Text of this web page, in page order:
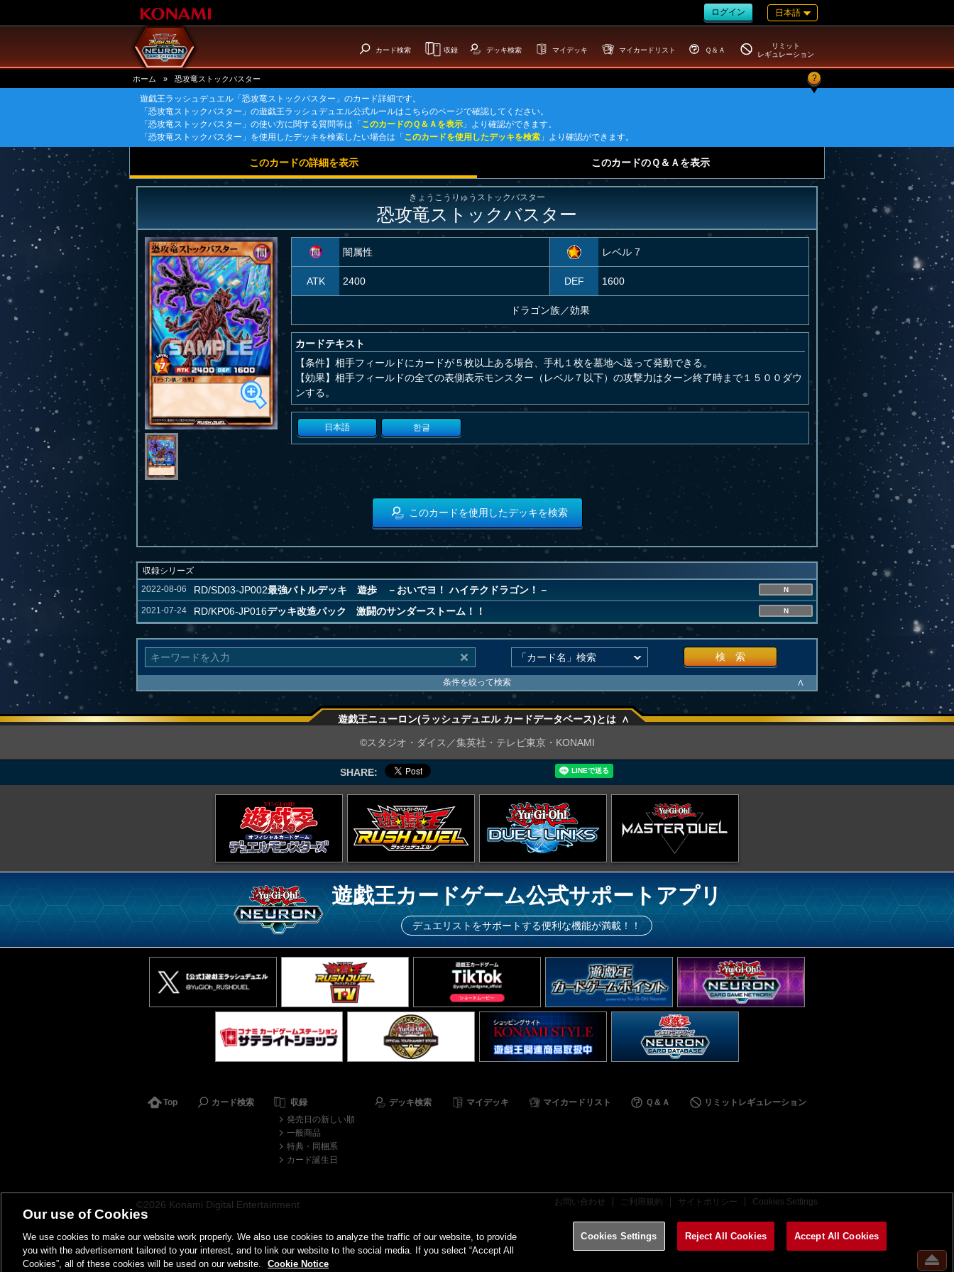
ログイン 日本語
カード検索 収録 デッキ検索 マイデッキ マイカードリスト Ｑ＆Ａ
リミット
レギュレーション
ホーム » 恐攻竜ストックバスター ?
遊戯王ラッシュデュエル「恐攻竜ストックバスター」のカード詳細です。
「恐攻竜ストックバスター」の遊戯王ラッシュデュエル公式ルールはこちらのページで確認してください。
「恐攻竜ストックバスター」の使い方に関する質問等は「 このカードのＱ＆Ａを表示 」より確認ができます。
「恐攻竜ストックバスター」を使用したデッキを検索したい場合は「 このカードを使用したデッキを検索 」より確認ができます。
このカードの詳細を表示 このカードのＱ＆Ａを表示
きょうこうりゅうストックバスター
恐攻竜ストックバスター
闇属性 レベル 7
ATK 2400 DEF 1600
ドラゴン族／効果
カードテキスト
【条件】相手フィールドにカードが５枚以上ある場合、手札１枚を墓地へ送って発動できる。
【効果】相手フィールドの全ての表側表示モンスター（レベル７以下）の攻撃力はターン終了時まで１５００ダウ
ンする。
日本語 한글
このカードを使用したデッキを検索
収録シリーズ
2022-08-06
RD/SD03-JP002最強バトルデッキ 遊歩 －おいでヨ！ ハイテクドラゴン！－ N
2021-07-24 RD/KP06-JP016デッキ改造パック 激闘のサンダーストーム！！ N
検 索
条件を絞って検索 ∧
遊戯王ニューロン(ラッシュデュエル カードデータベース)とは ∧
©スタジオ・ダイス／集英社・テレビ東京・KONAMI
SHARE:
遊戯王カードゲーム公式サポートアプリ
デュエリストをサポートする便利な機能が満載！！
Top カード検索
収録
発売日の新しい順
一般商品
特典・同梱系
カード誕生日
デッキ検索 マイデッキ マイカードリスト Ｑ＆Ａ リミットレギュレーション
お問い合わせ ご利用規約 サイトポリシー Cookies Settings
©2026 Konami Digital Entertainment
Our use of Cookies
We use cookies to make our website work properly. We also use cookies to analyze the traffic of our website, to provide
you with the advertisement tailored to your interest, and to link our website to the social media. If you select “Accept All
Cookies”, all of these cookies will be used on our website.
Cookie Notice
Cookies Settings Reject All Cookies Accept All Cookies